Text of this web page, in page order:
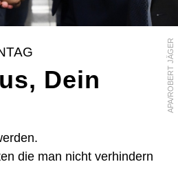
APA/ROBERT JÄGER
Dein
die man nicht verhindern